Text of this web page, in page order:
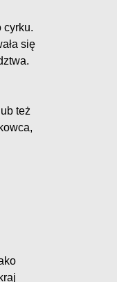
cyrku.
się
też